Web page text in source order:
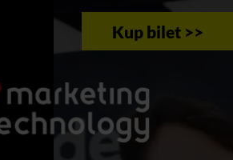
Kup bilet >>